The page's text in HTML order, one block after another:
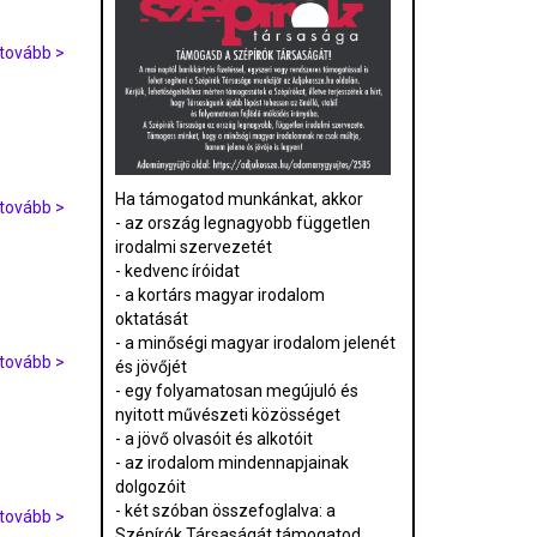
>
>
>
>
Ha támogatod munkánkat, akkor
- az ország legnagyobb független
irodalmi szervezetét
- kedvenc íróidat
- a kortárs magyar irodalom
oktatását
- a minőségi magyar irodalom jelenét
és jövőjét
- egy folyamatosan megújuló és
nyitott művészeti közösséget
- a jövő olvasóit és alkotóit
- az irodalom mindennapjainak
dolgozóit
- két szóban összefoglalva: a